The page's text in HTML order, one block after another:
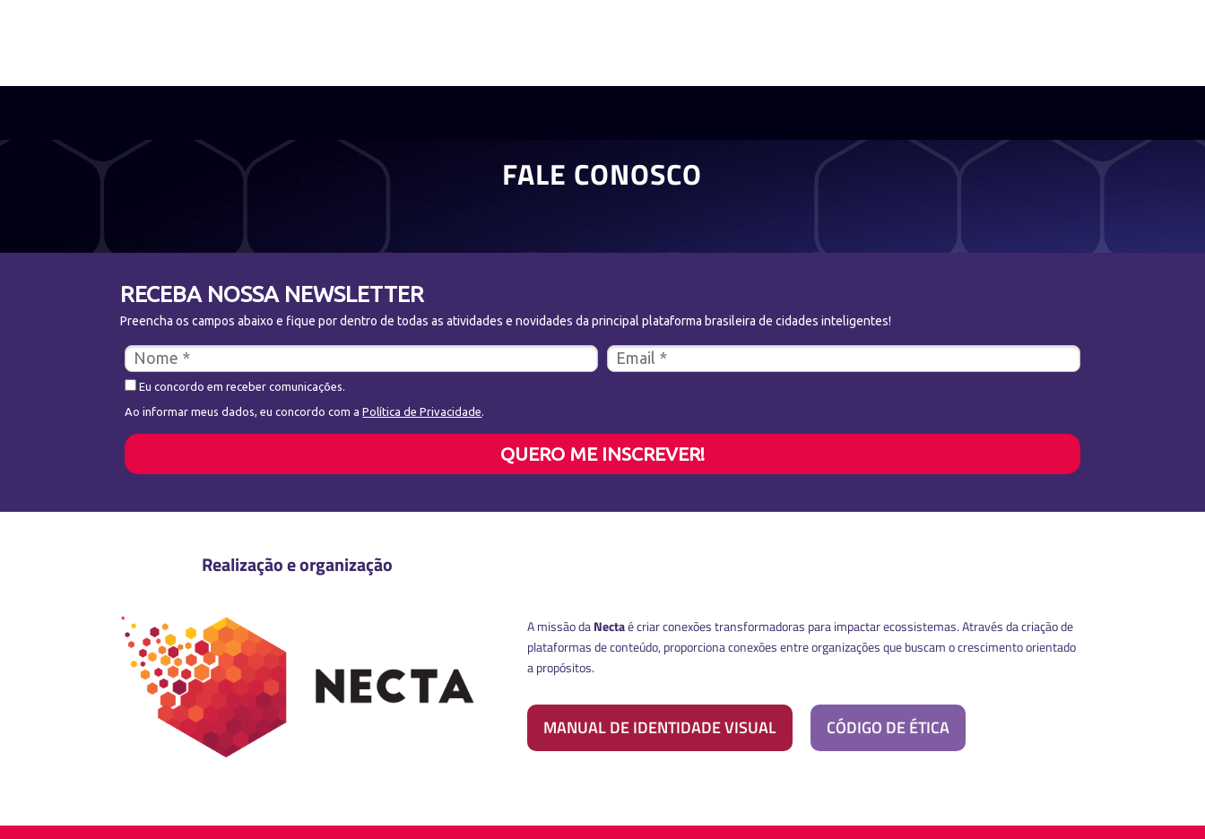
FALE CONOSCO
RECEBA NOSSA NEWSLETTER
Preencha os campos abaixo e fique por dentro de todas as atividades e novidades da principal plataforma brasileira de cidades inteligentes!
Eu concordo em receber comunicações.
Ao informar meus dados, eu concordo com aPolítica de Privacidade.
QUERO ME INSCREVER!
Realização e organização
A missão daNectaé criar conexões transformadoras para impactar ecossistemas. Através da criação de
plataformas de conteúdo, proporciona conexões entre organizações que buscam o crescimento orientado
a propósitos.
MANUAL DE IDENTIDADE VISUAL CÓDIGO DE ÉTICA